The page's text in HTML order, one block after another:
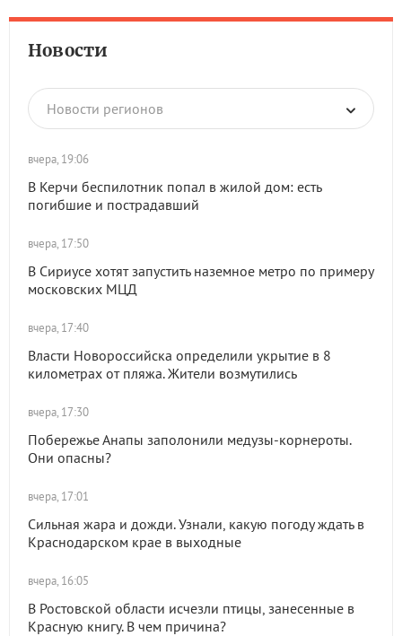
Новости
Новости регионов
вчера, 19:06
В Керчи беспилотник попал в жилой дом: есть
погибшие и пострадавший
вчера, 17:50
В Сириусе хотят запустить наземное метро по примеру
московских МЦД
вчера, 17:40
Власти Новороссийска определили укрытие в 8
километрах от пляжа. Жители возмутились
вчера, 17:30
Побережье Анапы заполонили медузы-корнероты.
Они опасны?
вчера, 17:01
Сильная жара и дожди. Узнали, какую погоду ждать в
Краснодарском крае в выходные
вчера, 16:05
В Ростовской области исчезли птицы, занесенные в
Красную книгу. В чем причина?